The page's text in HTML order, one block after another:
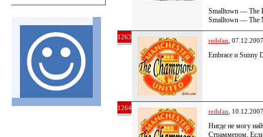
Smalltown — The
Smalltown — The
1263 redsfan ,
Embrace и Sunny
1264 redsfan ,
Нигде не могу
Страммером. Если